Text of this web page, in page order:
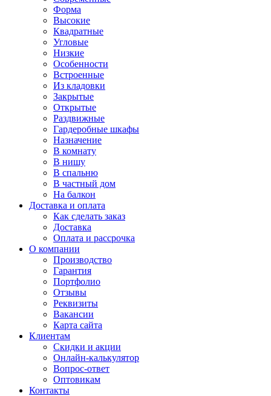
Форма
Высокие
Квадратные
Угловые
Низкие
Особенности
Встроенные
Из кладовки
Закрытые
Открытые
Раздвижные
Гардеробные шкафы
Назначение
В комнату
В нишу
В спальню
В частный дом
На балкон
Доставка и оплата
Как сделать заказ
Доставка
Оплата и рассрочка
О компании
Производство
Гарантия
Портфолио
Отзывы
Реквизиты
Вакансии
Карта сайта
Клиентам
Скидки и акции
Онлайн-калькулятор
Вопрос-ответ
Оптовикам
Контакты